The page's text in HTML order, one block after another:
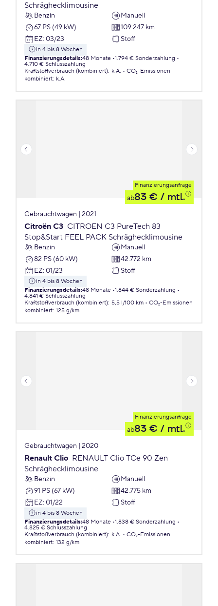
Schräghecklimousine
Benzin
Manuell
67 PS (49 kW)
109.247 km
EZ: 03/23 Stoff
in 4 bis 8 Wochen
Finanzierungsdetails:48 Monate 1.794 € Sonderzahlung
4.710 € Schlusszahlung
Kraftstoffverbrauch (kombiniert): k.A.
CO₂-Emissionen
kombiniert: k.A.
Finanzierungsanfrage
ab83 € / mtl.
Gebrauchtwagen | 2021
Citroën C3 CITROEN C3 PureTech 83
Stop&Start FEEL PACK Schräghecklimousine
Benzin
Manuell
82 PS (60 kW)
42.772 km
EZ: 01/23 Stoff
in 4 bis 8 Wochen
Finanzierungsdetails:48 Monate 1.844 € Sonderzahlung
4.841 € Schlusszahlung
Kraftstoffverbrauch (kombiniert): 5,5 l/100 km
CO₂-Emissionen
kombiniert: 125 g/km
Finanzierungsanfrage
ab83 € / mtl.
Gebrauchtwagen | 2020
Renault Clio RENAULT Clio TCe 90 Zen
Schräghecklimousine
Benzin
Manuell
91 PS (67 kW)
42.775 km
EZ: 01/22 Stoff
in 4 bis 8 Wochen
Finanzierungsdetails:48 Monate 1.838 € Sonderzahlung
4.825 € Schlusszahlung
Kraftstoffverbrauch (kombiniert): k.A.
CO₂-Emissionen
kombiniert: 132 g/km